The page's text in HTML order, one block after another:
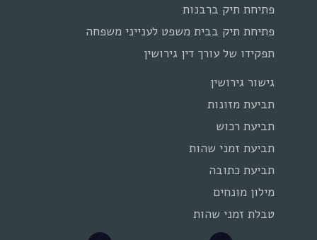
פתיחת תיק ברבנות
פתיחת תיק בבית משפט לענייני משפחה
תפקידו של עורך דין גירושין
גישור גירושין
תביעת מזונות
תביעת רכוש
תביעת זמני שהות
תביעת כתובה
מילון מונחים
טבלת זמני שהות